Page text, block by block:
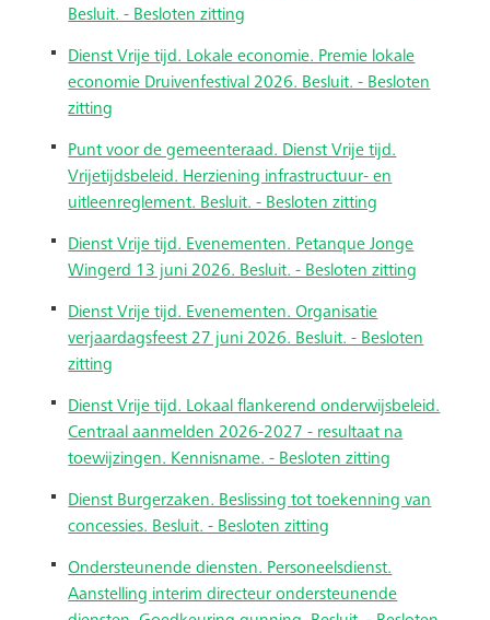
Besluit. - Besloten zitting
Dienst Vrije tijd. Lokale economie. Premie lokale
economie Druivenfestival 2026. Besluit. - Besloten
zitting
Punt voor de gemeenteraad. Dienst Vrije tijd.
Vrijetijdsbeleid. Herziening infrastructuur- en
uitleenreglement. Besluit. - Besloten zitting
Dienst Vrije tijd. Evenementen. Petanque Jonge
Wingerd 13 juni 2026. Besluit. - Besloten zitting
Dienst Vrije tijd. Evenementen. Organisatie
verjaardagsfeest 27 juni 2026. Besluit. - Besloten
zitting
Dienst Vrije tijd. Lokaal flankerend onderwijsbeleid.
Centraal aanmelden 2026-2027 - resultaat na
toewijzingen. Kennisname. - Besloten zitting
Dienst Burgerzaken. Beslissing tot toekenning van
concessies. Besluit. - Besloten zitting
Ondersteunende diensten. Personeelsdienst.
Aanstelling interim directeur ondersteunende